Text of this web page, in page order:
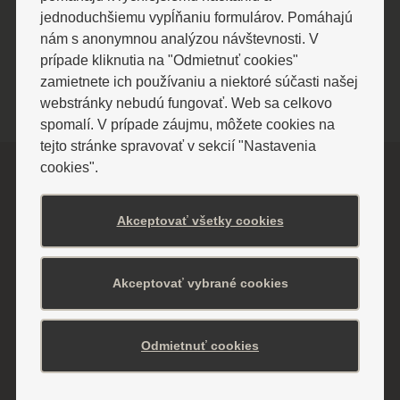
ZOBRAZIŤ VIAC
ODBERAJTE NAJNOVŠIE INFORMÁCIE
Nenechajte si ujsť aktuality a zľavy
jednoduchšiemu vypĺňaniu formulárov. Pomáhajú
nám s anonymnou analýzou návštevnosti. V
prípade kliknutia na "Odmietnuť cookies"
zamietnete ich používaniu a niektoré súčasti našej
webstránky nebudú fungovať. Web sa celkovo
spomalí. V prípade záujmu, môžete cookies na
tejto stránke spravovať v sekcií "Nastavenia
cookies".
Akceptovať všetky cookies
Akceptovať vybrané cookies
Odmietnuť cookies